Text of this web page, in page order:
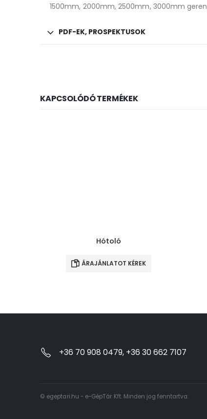
1500mm, 2000mm, 2500mm, 3000mm
PDF-EK, PROSPEKTUSOK
KAPCSOLÓDÓ TERMÉKEK
Hótoló
ÁRAJÁNLATOT KÉREK
+36 70 908 0479, +36 30 662 7107
© egeptari.hu - e-GépTár Kft. Minden jog fenntartva.